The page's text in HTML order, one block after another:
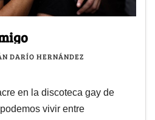
DARÍO HERNÁNDEZ
en la discoteca gay de
vivir entre